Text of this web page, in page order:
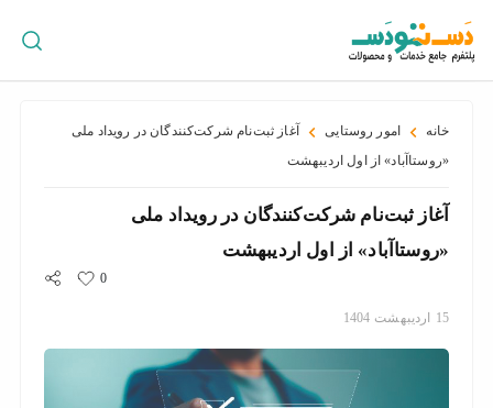
خانه امور روستایی
آغاز ثبت‌نام شرکت‌کنندگان در رویداد ملی
«روستا‌آباد» از اول اردیبهشت
آغاز ثبت‌نام شرکت‌کنندگان در رویداد ملی
«روستا‌آباد» از اول اردیبهشت
0
15 اردیبهشت 1404
ورود
پراکندگی